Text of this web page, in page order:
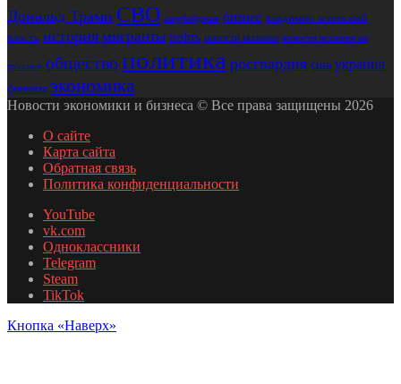
Дональд Трамп СВО азербайджан бизнес владимир зеленский
власть история мигранты нефть новости испании новости испании на
русском обществополитика росгвардия сша украина
финансы экономика
Новости экономики и бизнеса © Все права защищены 2026
О сайте
Карта сайта
Обратная связь
Политика конфиденциальности
YouTube
vk.com
Одноклассники
Telegram
Steam
TikTok
Кнопка «Наверх»